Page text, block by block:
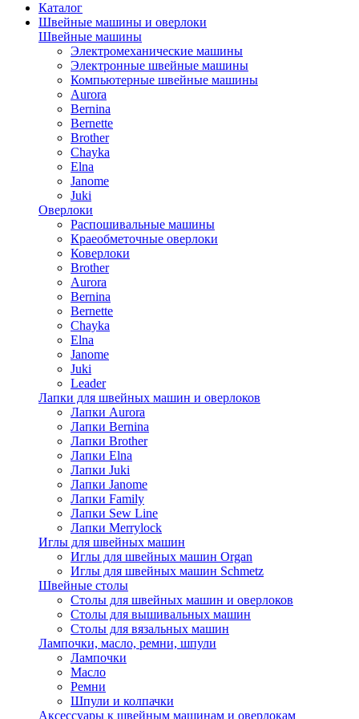
Каталог
Швейные машины и оверлоки
Швейные машины
Электромеханические машины
Электронные швейные машины
Компьютерные швейные машины
Aurora
Bernina
Bernette
Brother
Chayka
Elna
Janome
Juki
Оверлоки
Распошивальные машины
Краеобметочные оверлоки
Коверлоки
Brother
Aurora
Bernina
Bernette
Chayka
Elna
Janome
Juki
Leader
Лапки для швейных машин и оверлоков
Лапки Aurora
Лапки Bernina
Лапки Brother
Лапки Elna
Лапки Juki
Лапки Janome
Лапки Family
Лапки Sew Line
Лапки Merrylock
Иглы для швейных машин
Иглы для швейных машин Organ
Иглы для швейных машин Schmetz
Швейные столы
Столы для швейных машин и оверлоков
Столы для вышивальных машин
Столы для вязальных машин
Лампочки, масло, ремни, шпули
Лампочки
Масло
Ремни
Шпули и колпачки
Аксессуары к швейным машинам и оверлокам